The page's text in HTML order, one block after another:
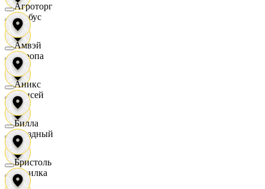
Глобус
Европа
Елисей
Звездный
Горилка
Агроторг
Амвэй
Аникс
Билла
Бристоль